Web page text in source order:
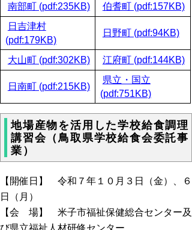
南部町 (pdf:235KB)
伯耆町 (pdf:157KB)
日吉津村
(pdf:179KB)
日野町 (pdf:94KB)
大山町 (pdf:302KB) 江府町 (pdf:144KB)
日南町 (pdf:215KB)
県立・国立
(pdf:751KB)
地場産物を活用した学校給食調理
講習会（鳥取県学校給食会委託事
業）
【開催日】 令和７年１０月３日（金）、６
日（月）
【会 場】 米子市福祉保健総合センター及